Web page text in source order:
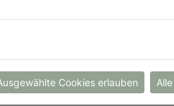
Cookies erlauben